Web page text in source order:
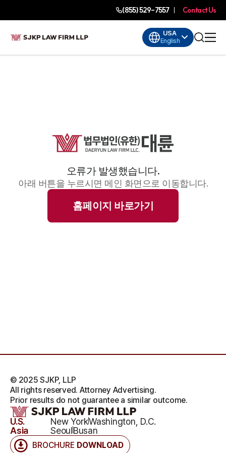
(855) 529-7557 Contact Us
USA
English
오류가 발생했습니다.
아래 버튼을 누르시면 메인 화면으로 이동합니다.
홈페이지 바로가기
BROCHURE DOWNLOAD
U.S. New YorkWashington, D.C.
Asia
SeoulBusan
© 2025 SJKP, LLP
All rights reserved. Attorney Advertising.
Prior results do not guarantee a similar outcome.